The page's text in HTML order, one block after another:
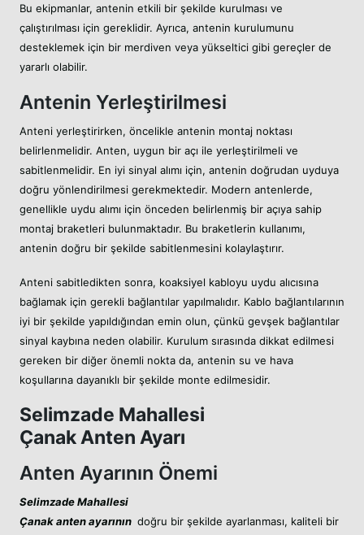
Bu ekipmanlar, antenin etkili bir şekilde kurulması ve
çalıştırılması için gereklidir. Ayrıca, antenin kurulumunu
desteklemek için bir merdiven veya yükseltici gibi gereçler de
yararlı olabilir.
Antenin Yerleştirilmesi
Anteni yerleştirirken, öncelikle antenin montaj noktası
belirlenmelidir. Anten, uygun bir açı ile yerleştirilmeli ve
sabitlenmelidir. En iyi sinyal alımı için, antenin doğrudan uyduya
doğru yönlendirilmesi gerekmektedir. Modern antenlerde,
genellikle uydu alımı için önceden belirlenmiş bir açıya sahip
montaj braketleri bulunmaktadır. Bu braketlerin kullanımı,
antenin doğru bir şekilde sabitlenmesini kolaylaştırır.
Anteni sabitledikten sonra, koaksiyel kabloyu uydu alıcısına
bağlamak için gerekli bağlantılar yapılmalıdır. Kablo bağlantılarının
iyi bir şekilde yapıldığından emin olun, çünkü gevşek bağlantılar
sinyal kaybına neden olabilir. Kurulum sırasında dikkat edilmesi
gereken bir diğer önemli nokta da, antenin su ve hava
koşullarına dayanıklı bir şekilde monte edilmesidir.
Selimzade Mahallesi
Çanak Anten Ayarı
Anten Ayarının Önemi
Selimzade Mahallesi
Çanak anten ayarının doğru bir şekilde ayarlanması, kaliteli bir